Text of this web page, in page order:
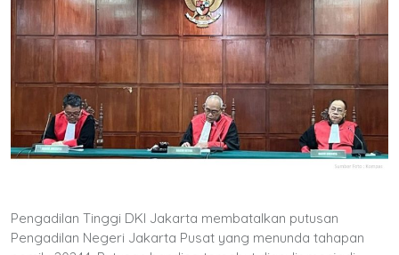
Pengadilan Tinggi DKI Jakarta membatalkan putusan
Pengadilan Negeri Jakarta Pusat yang menunda tahapan